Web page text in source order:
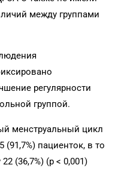
между группами
регулярности
группой.
менструальный цикл
пациенток, в то
(36,7%) (p < 0,001)